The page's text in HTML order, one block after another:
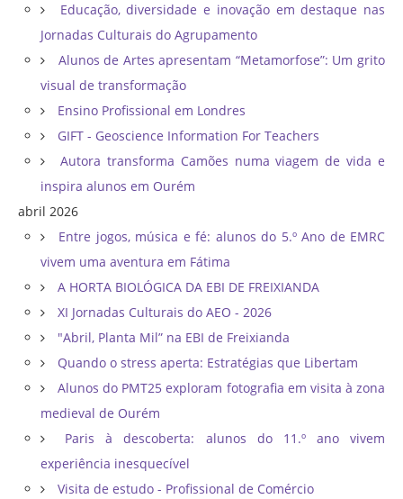
Educação, diversidade e inovação em destaque nas
Jornadas Culturais do Agrupamento
Alunos de Artes apresentam “Metamorfose”: Um grito
visual de transformação
Ensino Profissional em Londres
GIFT - Geoscience Information For Teachers
Autora transforma Camões numa viagem de vida e
inspira alunos em Ourém
abril 2026
Entre jogos, música e fé: alunos do 5.º Ano de EMRC
vivem uma aventura em Fátima
A HORTA BIOLÓGICA DA EBI DE FREIXIANDA
XI Jornadas Culturais do AEO - 2026
"Abril, Planta Mil” na EBI de Freixianda
Quando o stress aperta: Estratégias que Libertam
Alunos do PMT25 exploram fotografia em visita à zona
medieval de Ourém
Paris à descoberta: alunos do 11.º ano vivem
experiência inesquecível
Visita de estudo - Profissional de Comércio